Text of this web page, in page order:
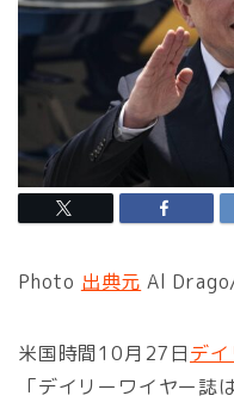
Photo 出典元 Al
米国時間10月27日デ
「デイリーワイヤー誌